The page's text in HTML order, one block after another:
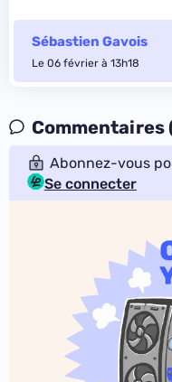
Sébastien Gavois
Le 06 février à 13h18
Commentaires
Abonnez-vous
Se connecter